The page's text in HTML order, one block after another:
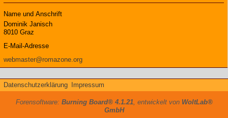
Name und Anschrift
Dominik Janisch
8010 Graz
E-Mail-Adresse
webmaster@romazone.org
Datenschutzerklärung Impressum
Forensoftware: Burning Board® 4.1.21, entwickelt von WoltLab®
GmbH